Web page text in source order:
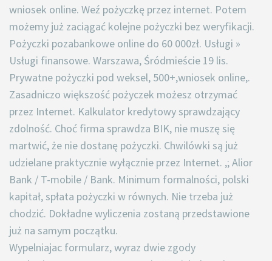
wniosek online. Weź pożyczkę przez internet. Potem
możemy już zaciągać kolejne pożyczki bez weryfikacji.
Pożyczki pozabankowe online do 60 000zł. Usługi »
Usługi finansowe. Warszawa, Śródmieście 19 lis.
Prywatne pożyczki pod weksel, 500+,wniosek online,.
Zasadniczo większość pożyczek możesz otrzymać
przez Internet. Kalkulator kredytowy sprawdzający
zdolność. Choć firma sprawdza BIK, nie muszę się
martwić, że nie dostanę pożyczki. Chwilówki są już
udzielane praktycznie wyłącznie przez Internet. ,; Alior
Bank / T-mobile / Bank. Minimum formalności, polski
kapitał, spłata pożyczki w równych. Nie trzeba już
chodzić. Dokładne wyliczenia zostaną przedstawione
już na samym początku.
Wypelniajac formularz, wyraz dwie zgody